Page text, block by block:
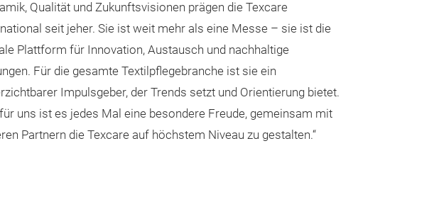
Qualität und Zukunftsvisionen prägen die Texcare
seit jeher. Sie ist weit mehr als eine Messe – sie ist die
Plattform für Innovation, Austausch und nachhaltige
Für die gesamte Textilpflegebranche ist sie ein
Impulsgeber, der Trends setzt und Orientierung bietet.
uns ist es jedes Mal eine besondere Freude, gemeinsam mit
Partnern die Texcare auf höchstem Niveau zu gestalten.“